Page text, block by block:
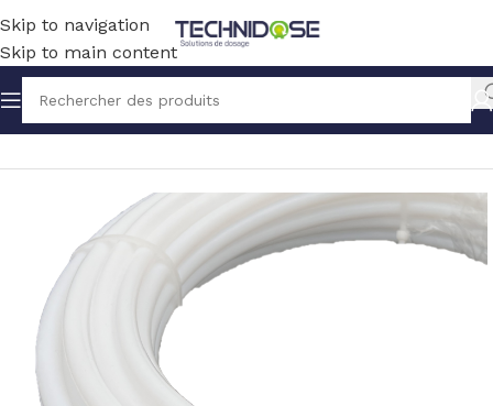
Skip to navigation
Skip to main content
Accueil TUYAUX ET RACCORDS TUYAUX PVDF